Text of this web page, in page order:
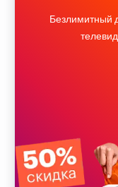
Безлимитный